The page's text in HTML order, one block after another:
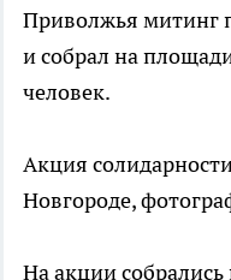
Приволжья митинг
и собрал на
человек.
Акция
Новгороде,
На акции собрались